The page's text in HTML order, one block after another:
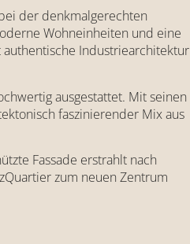
der denkmalgerechten
Wohneinheiten und eine
authentische Industriearchitektur
ausgestattet. Mit seinen
faszinierender Mix aus
Fassade erstrahlt nach
zum neuen Zentrum